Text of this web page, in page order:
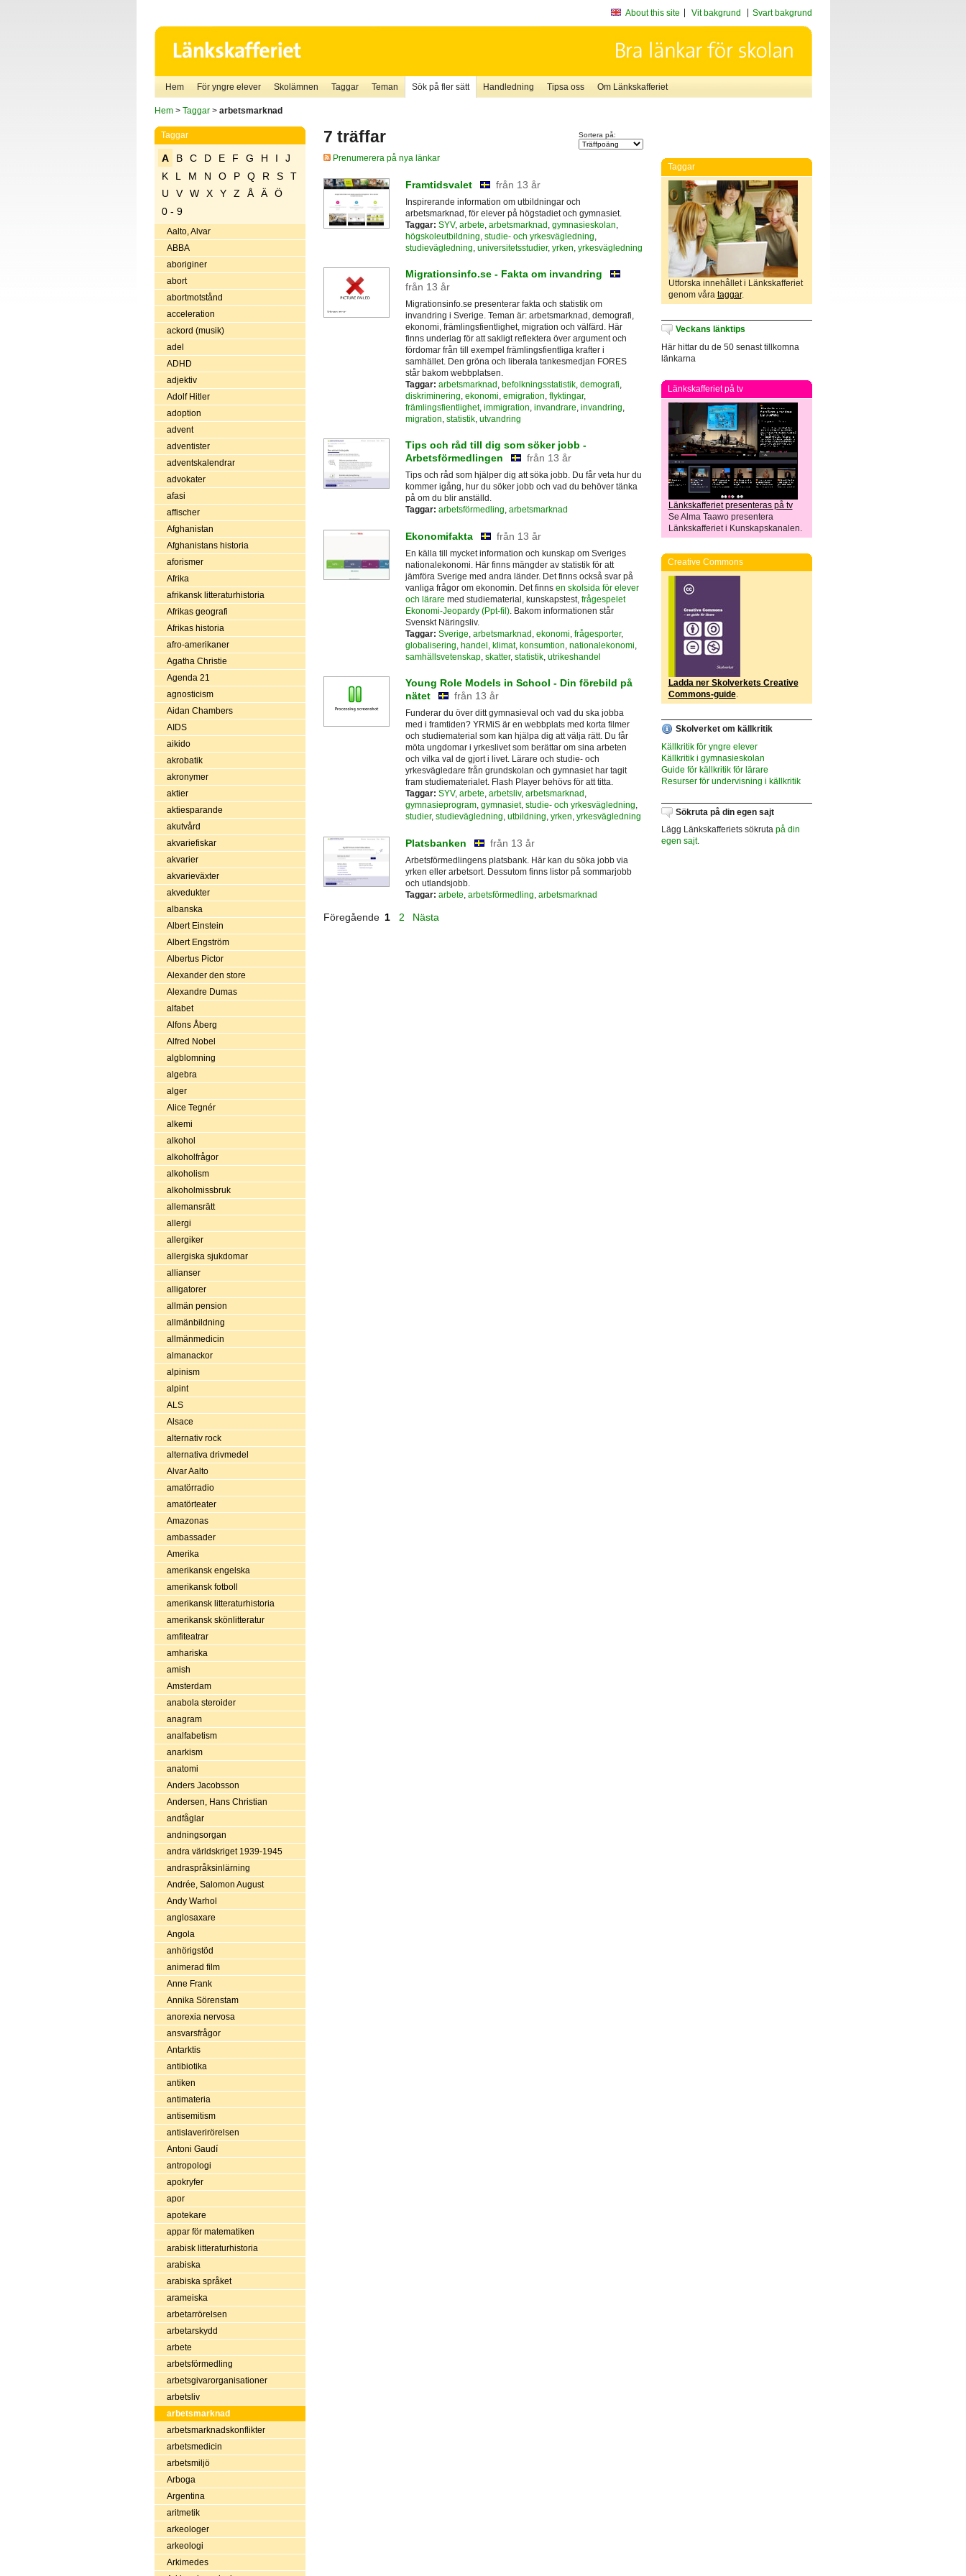
About this site Vit bakgrund Svart bakgrund
Hem För yngre elever Skolämnen Taggar Teman Sök på fler sätt Handledning Tipsa oss Om Länkskafferiet
Hem> Taggar> arbetsmarknad
Taggar
A B C D E F G H I
J
K
L M N O P Q R S
T
U
V W X Y Z Å Ä
Ö
0 - 9
Aalto, Alvar
ABBA
aboriginer
abort
abortmotstånd
acceleration
ackord (musik)
adel
ADHD
adjektiv
Adolf Hitler
adoption
advent
adventister
adventskalendrar
advokater
afasi
affischer
Afghanistan
Afghanistans historia
aforismer
Afrika
afrikansk litteraturhistoria
Afrikas geografi
Afrikas historia
afro-amerikaner
Agatha Christie
Agenda 21
agnosticism
Aidan Chambers
AIDS
aikido
akrobatik
akronymer
aktier
aktiesparande
akutvård
akvariefiskar
akvarier
akvarieväxter
akvedukter
albanska
Albert Einstein
Albert Engström
Albertus Pictor
Alexander den store
Alexandre Dumas
alfabet
Alfons Åberg
Alfred Nobel
algblomning
algebra
alger
Alice Tegnér
alkemi
alkohol
alkoholfrågor
alkoholism
alkoholmissbruk
allemansrätt
allergi
allergiker
allergiska sjukdomar
allianser
alligatorer
allmän pension
allmänbildning
allmänmedicin
almanackor
alpinism
alpint
ALS
Alsace
alternativ rock
alternativa drivmedel
Alvar Aalto
amatörradio
amatörteater
Amazonas
ambassader
Amerika
amerikansk engelska
amerikansk fotboll
amerikansk litteraturhistoria
amerikansk skönlitteratur
amfiteatrar
amhariska
amish
Amsterdam
anabola steroider
anagram
analfabetism
anarkism
anatomi
Anders Jacobsson
Andersen, Hans Christian
andfåglar
andningsorgan
andra världskriget 1939-1945
andraspråksinlärning
Andrée, Salomon August
Andy Warhol
anglosaxare
Angola
anhörigstöd
animerad film
Anne Frank
Annika Sörenstam
anorexia nervosa
ansvarsfrågor
Antarktis
antibiotika
antiken
antimateria
antisemitism
antislaverirörelsen
Antoni Gaudí
antropologi
apokryfer
apor
apotekare
appar för matematiken
arabisk litteraturhistoria
arabiska
arabiska språket
arameiska
arbetarrörelsen
arbetarskydd
arbete
arbetsförmedling
arbetsgivarorganisationer
arbetsliv
arbetsmarknad
arbetsmarknadskonflikter
arbetsmedicin
arbetsmiljö
Arboga
Argentina
aritmetik
arkeologer
arkeologi
Arkimedes
7 träffar Sortera på:
Prenumerera på nya länkar
Framtidsvalet från 13 år
Inspirerande information om utbildningar och
arbetsmarknad, för elever på högstadiet och gymnasiet.
Taggar: SYV, arbete arbetsmarknad gymnasieskolan
högskoleutbildning studie- och yrkesvägledning
studievägledning universitetsstudier, yrken yrkesvägledning
Migrationsinfo.se - Fakta om invandring
från 13 år
Migrationsinfo.se presenterar fakta och statistik om
invandring i Sverige. Teman är: arbetsmarknad, demografi,
ekonomi, främlingsfientlighet, migration och välfärd. Här
finns underlag för att sakligt reflektera över argument och
fördomar från till exempel främlingsfientliga krafter i
samhället. Den gröna och liberala tankesmedjan FORES
står bakom webbplatsen.
Taggar: arbetsmarknad , befolkningsstatistik, demografi,
diskriminering, ekonomi, emigration, flyktingar,
främlingsfientlighet, immigration, invandrare, invandring,
migration, statistik, utvandring
Tips och råd till dig som söker jobb -
Arbetsförmedlingen
från 13 år
Tips och råd som hjälper dig att söka jobb. Du får veta hur du
kommer igång, hur du söker jobb och vad du behöver tänka
på om du blir anställd.
Taggar: arbetsförmedling, arbetsmarknad
Ekonomifakta från 13 år
En källa till mycket information och kunskap om Sveriges
nationalekonomi. Här finns mängder av statistik för att
jämföra Sverige med andra länder. Det finns också svar på
vanliga frågor om ekonomin. Det finns en skolsida för elever
och lärare med studiematerial, kunskapstest, frågespelet
Ekonomi-Jeopardy (Ppt-fil). Bakom informationen står
Svenskt Näringsliv.
Taggar: Sverige, arbetsmarknad, ekonomi, frågesporter,
globalisering, handel, klimat, konsumtion, nationalekonomi,
samhällsvetenskap, skatter, statistik, utrikeshandel
Young Role Models in School - Din förebild på
nätet
från 13 år
Funderar du över ditt gymnasieval och vad du ska jobba
med i framtiden? YRMiS är en webbplats med korta filmer
och studiematerial som kan hjälpa dig att välja rätt. Du får
möta ungdomar i yrkeslivet som berättar om sina arbeten
och vilka val de gjort i livet. Lärare och studie- och
yrkesvägledare från grundskolan och gymnasiet har tagit
fram studiematerialet. Flash Player behövs för att titta.
Taggar: SYV, arbete, arbetsliv, arbetsmarknad ,
gymnasieprogram, gymnasiet, studie- och yrkesvägledning,
studier, studievägledning, utbildning, yrken, yrkesvägledning
Platsbanken från 13 år
Arbetsförmedlingens platsbank. Här kan du söka jobb via
yrken eller arbetsort. Dessutom finns listor på sommarjobb
och utlandsjobb.
Taggar: arbete arbetsförmedling arbetsmarknad
Föregående 1 2 Nästa
Taggar
Utforska innehållet i Länkskafferiet
genom våra taggar.
Veckans länktips
Här hittar du de 50 senast tillkomna
länkarna
Länkskafferiet på tv
Länkskafferiet presenteras på tv
Se Alma Taawo presentera
Länkskafferiet i Kunskapskanalen.
Creative Commons
Ladda ner Skolverkets Creative
Commons-guide.
Skolverket om källkritik
Källkritik för yngre elever
Källkritik i gymnasieskolan
Guide för källkritik för lärare
Resurser för undervisning i källkritik
Sökruta på din egen sajt
Lägg Länkskafferiets sökruta på din
egen sajt.